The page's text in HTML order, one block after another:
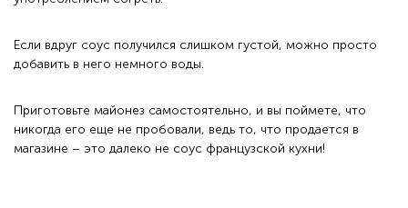
Если вдруг соус получился слишком густой, можно просто
добавить в него немного воды.
Приготовьте майонез самостоятельно, и вы поймете, что
никогда его еще не пробовали, ведь то, что продается в
магазине – это далеко не соус французской кухни!